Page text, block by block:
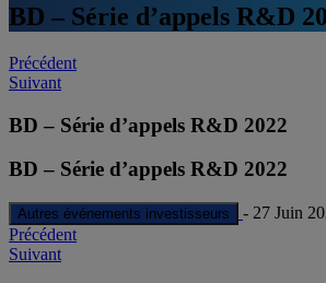
BD – Série d’appels R&D
Post
navigation
Précédent
Suivant
BD – Série d’appels R&D 2022
BD – Série d’appels R&D 2022
Autres événements investisseurs - 27 Juin
Post
navigation
Précédent
Suivant